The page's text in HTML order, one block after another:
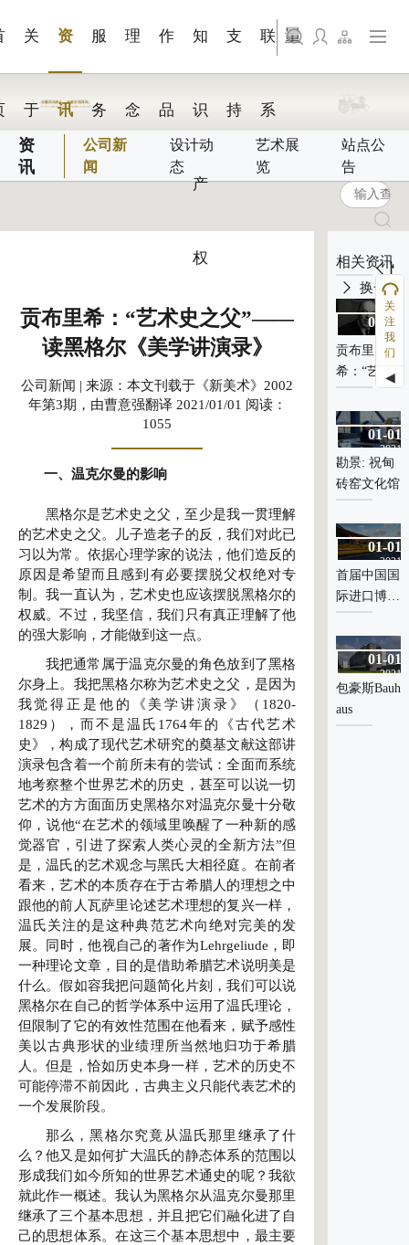
关
于
资
讯
服
务
理
念
作
品
知
识
产
权
支
持
联
系
旗下公司名称四
资
讯
公司新
闻
设计动
态
艺术展
览
站点公
告
贡布里希：“艺术史之父”——
读黑格尔《美学讲演录》
公司新闻 | 来源：本文刊载于《新美术》2002
年第3期，由曹意强翻译 2021/01/01 阅读：
1055
一、温克尔曼的影响
黑格尔是艺术史之父，至少是我一贯理解
的艺术史之父。儿子造老子的反，我们对此已
习以为常。依据心理学家的说法，他们造反的
原因是希望而且感到有必要摆脱父权绝对专
制。我一直认为，艺术史也应该摆脱黑格尔的
权威。不过，我坚信，我们只有真正理解了他
的强大影响，才能做到这一点。
我把通常属于温克尔曼的角色放到了黑格
尔身上。我把黑格尔称为艺术史之父，是因为
我觉得正是他的《美学讲演录》（1820-
1829），而不是温氏1764年的《古代艺术
史》，构成了现代艺术研究的奠基文献这部讲
演录包含着一个前所未有的尝试：全面而系统
地考察整个世界艺术的历史，甚至可以说一切
艺术的方方面面历史黑格尔对温克尔曼十分敬
仰，说他“在艺术的领域里唤醒了一种新的感
觉器官，引进了探索人类心灵的全新方法”但
是，温氏的艺术观念与黑氏大相径庭。在前者
看来，艺术的本质存在于古希腊人的理想之中
跟他的前人瓦萨里论述艺术理想的复兴一样，
温氏关注的是这种典范艺术向绝对完美的发
展。同时，他视自己的著作为Lehrgeliude，即
一种理论文章，目的是借助希腊艺术说明美是
什么。假如容我把问题简化片刻，我们可以说
黑格尔在自己的哲学体系中运用了温氏理论，
但限制了它的有效性范围在他看来，赋予感性
美以古典形状的业绩理所当然地归功于希腊
人。但是，恰如历史本身一样，艺术的历史不
可能停滞不前因此，古典主义只能代表艺术的
一个发展阶段。
那么，黑格尔究竟从温氏那里继承了什
么？他又是如何扩大温氏的静态体系的范围以
形成我们如今所知的世界艺术通史的呢？我欲
就此作一概述。我认为黑格尔从温克尔曼那里
继承了三个基本思想，并且把它们融化进了自
己的思想体系。在这三个基本思想中，最主要
相关资讯
史之
父”——读
首届中国国
际进口博览
会
包豪斯Bauh
aus
01-01
2021
贡布里
希：“艺术
史之
父”——读
黑格尔《美
学讲演录》
01-01
2021
勘景: 祝甸
砖窑文化馆
01-01
2021
首届中国国
际进口博览
会
01-01
2021
包豪斯Bauh
aus
换一批
关
注
我
们
◀